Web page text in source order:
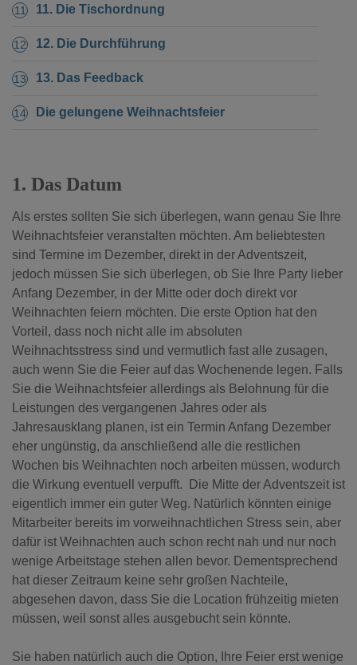
11. Die Tischordnung
12. Die Durchführung
13. Das Feedback
Die gelungene Weihnachtsfeier
1. Das Datum
Als erstes sollten Sie sich überlegen, wann genau Sie Ihre
Weihnachtsfeier veranstalten möchten. Am beliebtesten
sind Termine im Dezember, direkt in der Adventszeit,
jedoch müssen Sie sich überlegen, ob Sie Ihre Party lieber
Anfang Dezember, in der Mitte oder doch direkt vor
Weihnachten feiern möchten. Die erste Option hat den
Vorteil, dass noch nicht alle im absoluten
Weihnachtsstress sind und vermutlich fast alle zusagen,
auch wenn Sie die Feier auf das Wochenende legen. Falls
Sie die Weihnachtsfeier allerdings als Belohnung für die
Leistungen des vergangenen Jahres oder als
Jahresausklang planen, ist ein Termin Anfang Dezember
eher ungünstig, da anschließend alle die restlichen
Wochen bis Weihnachten noch arbeiten müssen, wodurch
die Wirkung eventuell verpufft.
Die Mitte der Adventszeit ist
eigentlich immer ein guter Weg. Natürlich könnten einige
Mitarbeiter bereits im vorweihnachtlichen Stress sein, aber
dafür ist Weihnachten auch schon recht nah und nur noch
wenige Arbeitstage stehen allen bevor. Dementsprechend
hat dieser Zeitraum keine sehr großen Nachteile,
abgesehen davon, dass Sie die Location frühzeitig mieten
müssen, weil sonst alles ausgebucht sein könnte.
Sie haben natürlich auch die Option, Ihre Feier erst wenige